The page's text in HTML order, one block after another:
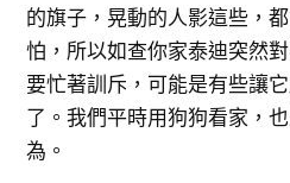
的旗子，晃動的人影這些，
怕，所以如查你家泰迪突然
要忙著訓斥，可能是有些讓
了。我們平時用狗狗看家，
為。